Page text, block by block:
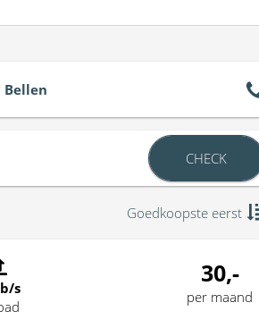
Bellen
CHECK
Goedkoopste eerst
s
30,-
per maand